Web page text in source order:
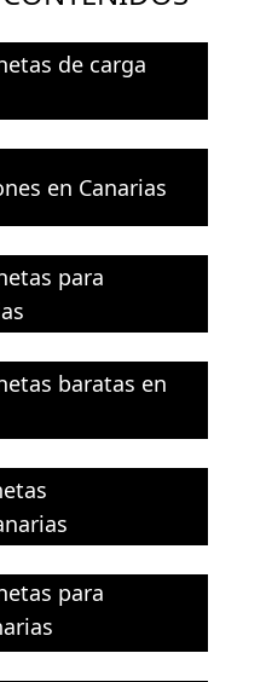
de carga
en Canarias
para
baratas en
para